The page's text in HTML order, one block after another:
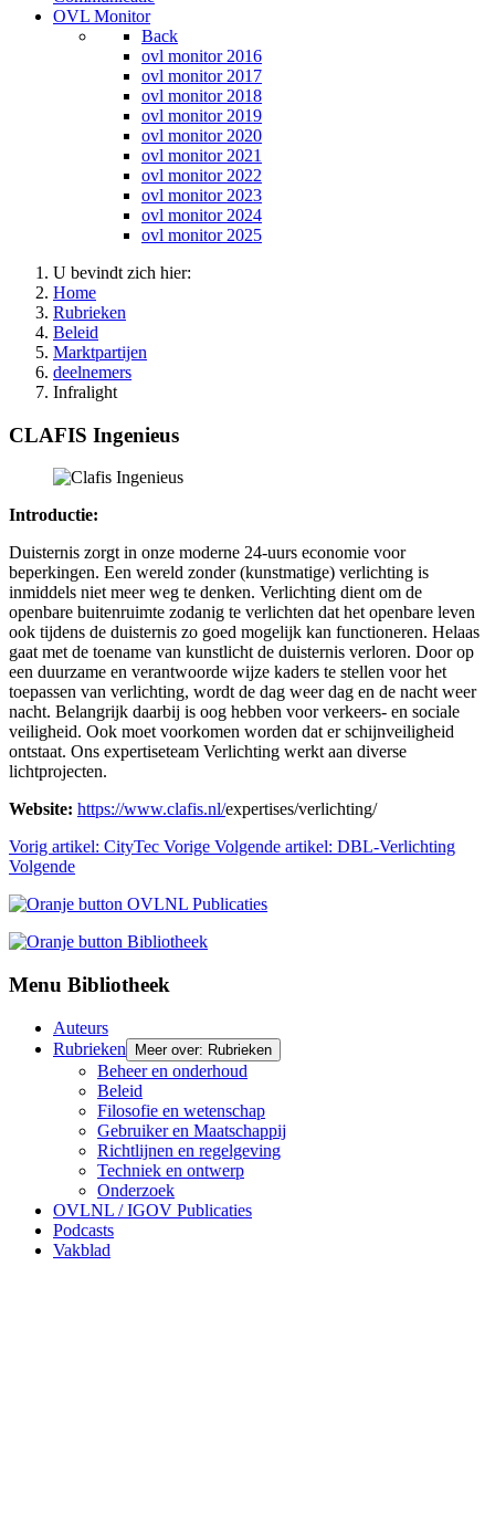
OVL Monitor
Back
ovl monitor 2016
ovl monitor 2017
ovl monitor 2018
ovl monitor 2019
ovl monitor 2020
ovl monitor 2021
ovl monitor 2022
ovl monitor 2023
ovl monitor 2024
ovl monitor 2025
U bevindt zich hier:
Home
Rubrieken
Beleid
Marktpartijen
deelnemers
Infralight
CLAFIS Ingenieus
Introductie:
Duisternis zorgt in onze moderne 24-uurs economie voor
beperkingen. Een wereld zonder (kunstmatige) verlichting is
inmiddels niet meer weg te denken. Verlichting dient om de
openbare buitenruimte zodanig te verlichten dat het openbare leven
ook tijdens de duisternis zo goed mogelijk kan functioneren. Helaas
gaat met de toename van kunstlicht de duisternis verloren. Door op
een duurzame en verantwoorde wijze kaders te stellen voor het
toepassen van verlichting, wordt de dag weer dag en de nacht weer
nacht. Belangrijk daarbij is oog hebben voor verkeers- en sociale
veiligheid. Ook moet voorkomen worden dat er schijnveiligheid
ontstaat. Ons expertiseteam Verlichting werkt aan diverse
lichtprojecten.
Website: https://www.clafis.nl/expertises/verlichting/
Vorig artikel: CityTec Vorige Volgende artikel: DBL-Verlichting
Volgende
Menu Bibliotheek
Auteurs
Rubrieken
Meer over: Rubrieken
Beheer en onderhoud
Beleid
Filosofie en wetenschap
Gebruiker en Maatschappij
Richtlijnen en regelgeving
Techniek en ontwerp
Onderzoek
OVLNL / IGOV Publicaties
Podcasts
Vakblad